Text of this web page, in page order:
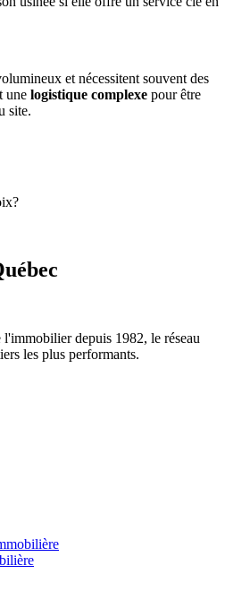
et nécessitent souvent des
une logistique complexe pour être
site.
depuis 1982, le réseau
les plus performants.